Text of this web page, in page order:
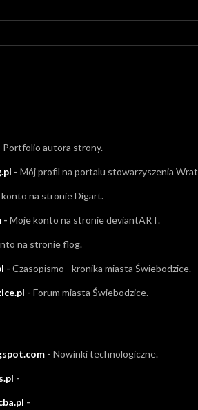
Portfolio autora strony.
- Mój profil na portalu stowarzyszenia
na stronie Digart.
- Moje konto na stronie deviantART.
na stronie flog.
- Czasopismo - kronika miasta Świebodzice.
- Forum miasta Świebodzice.
- Nowinki technologiczne.
-
-